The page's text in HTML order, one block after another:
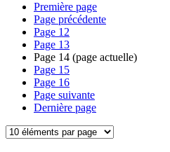
Première page
Page précédente
Page 12
Page 13
Page 14 (page actuelle)
Page 15
Page 16
Page suivante
Dernière page